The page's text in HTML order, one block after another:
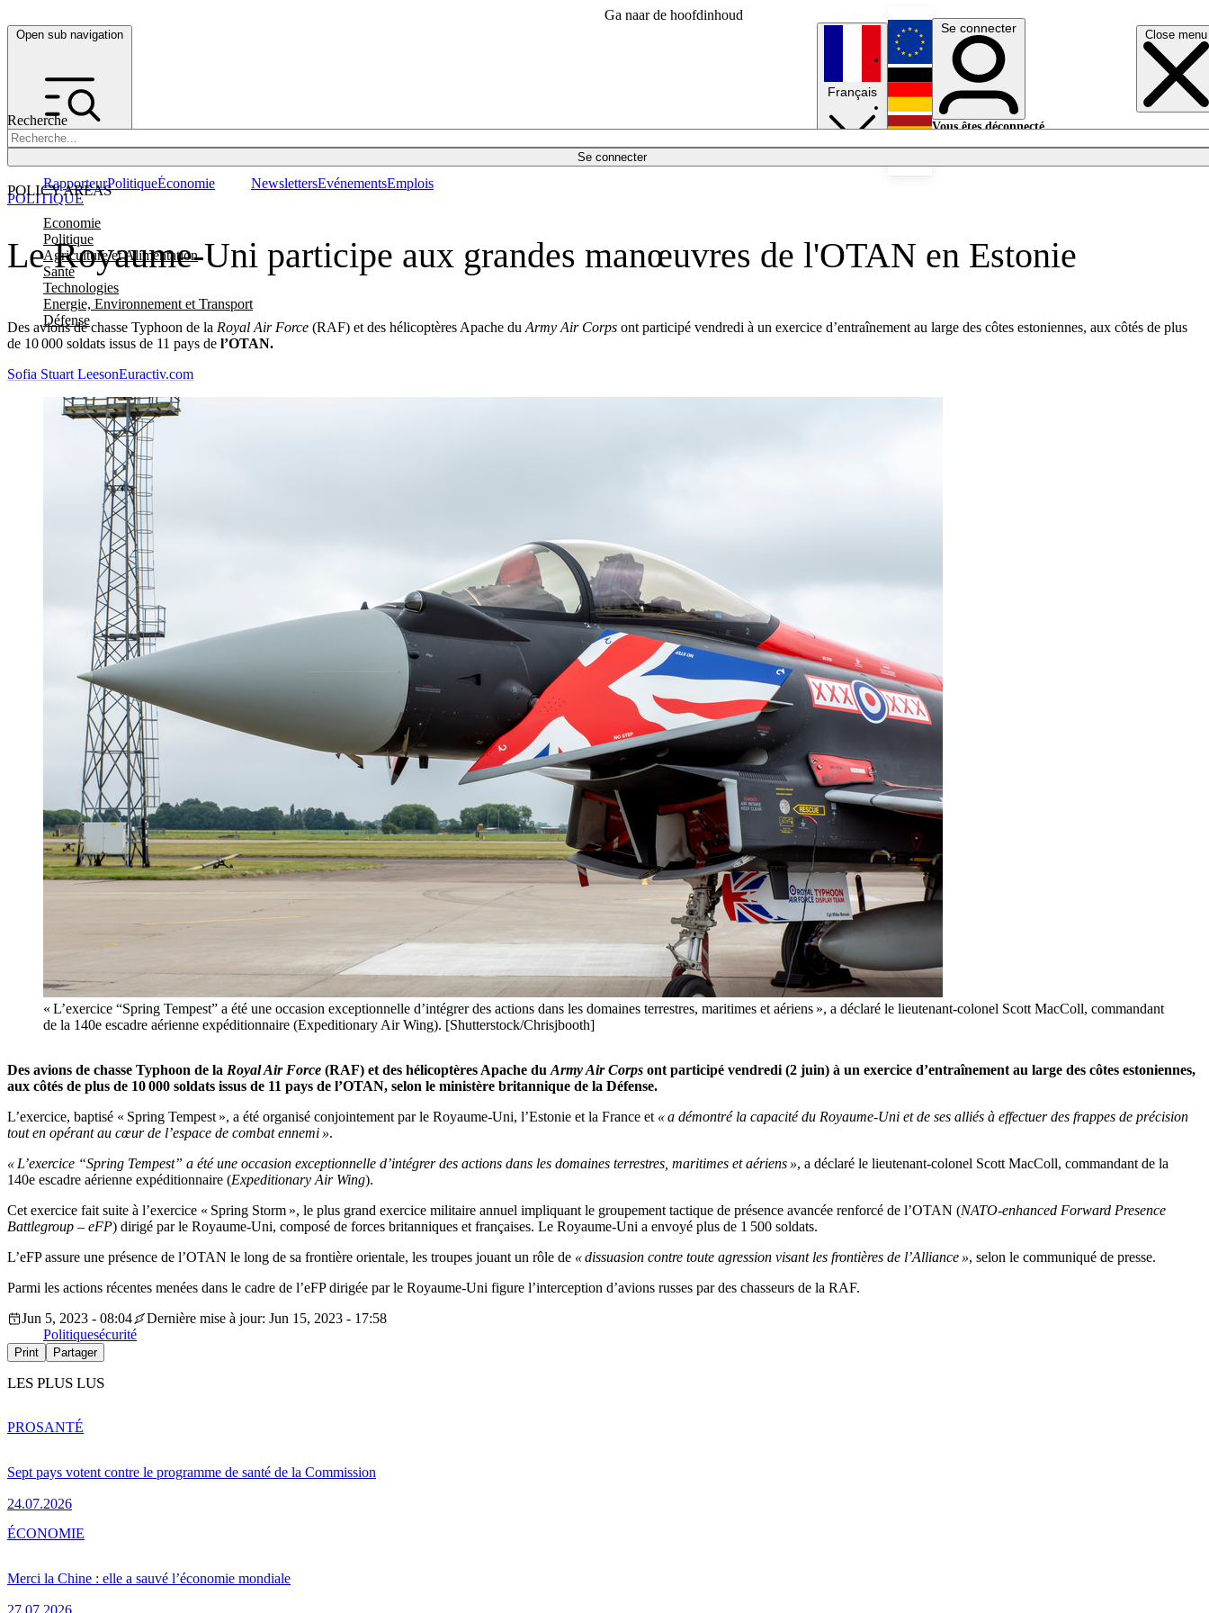
Ga naar de hoofdinhoud
Open sub navigation Close menu
Recherche
Se connecter
POLICY AREAS
Economie
Politique
Agriculture et Alimentation
Santé
Technologies
Energie, Environnement et Transport
Défense
RapporteurPolitiqueÉconomie NewslettersEvénementsEmplois
Français
English
Deutsch
Se connecter
Vous êtes déconnecté.
Le Royaume-Uni participe aux grandes manœuvres de l'OTAN en Estonie
Des avions de chasse Typhoon de la Royal Air Force (RAF) et des hélicoptères Apache du Army Air Corps ont participé vendredi à un exercice d’entraînement au large des côtes estoniennes, aux côtés de plus
de 10 000 soldats issus de 11 pays de l’OTAN.
POLITIQUE
Sofia Stuart LeesonEuractiv.com
« L’exercice “Spring Tempest” a été une occasion exceptionnelle d’intégrer des actions dans les domaines terrestres, maritimes et aériens », a déclaré le lieutenant-colonel Scott MacColl, commandant
de la 140e escadre aérienne expéditionnaire (Expeditionary Air Wing). [Shutterstock/Chrisjbooth]
Des avions de chasse Typhoon de la Royal Air Force (RAF) et des hélicoptères Apache du Army Air Corps ont participé vendredi (2 juin) à un exercice d’entraînement au large des côtes estoniennes,
aux côtés de plus de 10 000 soldats issus de 11 pays de l’OTAN, selon le ministère britannique de la Défense.
L’exercice, baptisé « Spring Tempest », a été organisé conjointement par le Royaume-Uni, l’Estonie et la France et « a démontré la capacité du Royaume-Uni et de ses alliés à effectuer des frappes de précision
tout en opérant au cœur de l’espace de combat ennemi ».
« L’exercice “Spring Tempest” a été une occasion exceptionnelle d’intégrer des actions dans les domaines terrestres, maritimes et aériens », a déclaré le lieutenant-colonel Scott MacColl, commandant de la
140e escadre aérienne expéditionnaire (Expeditionary Air Wing).
Cet exercice fait suite à l’exercice « Spring Storm », le plus grand exercice militaire annuel impliquant le groupement tactique de présence avancée renforcé de l’OTAN (NATO-enhanced Forward Presence
Battlegroup – eFP) dirigé par le Royaume-Uni, composé de forces britanniques et françaises. Le Royaume-Uni a envoyé plus de 1 500 soldats.
L’eFP assure une présence de l’OTAN le long de sa frontière orientale, les troupes jouant un rôle de « dissuasion contre toute agression visant les frontières de l’Alliance », selon le communiqué de presse.
Parmi les actions récentes menées dans le cadre de l’eFP dirigée par le Royaume-Uni figure l’interception d’avions russes par des chasseurs de la RAF.
Jun 5, 2023 - 08:04
Dernière mise à jour: Jun 15, 2023 - 17:58
Politiquesécurité
Print Partager
LES PLUS LUS
Sept pays votent contre le programme de santé de la Commission
24.07.2026
PROSANTÉ
Merci la Chine : elle a sauvé l’économie mondiale
27.07.2026
ÉCONOMIE